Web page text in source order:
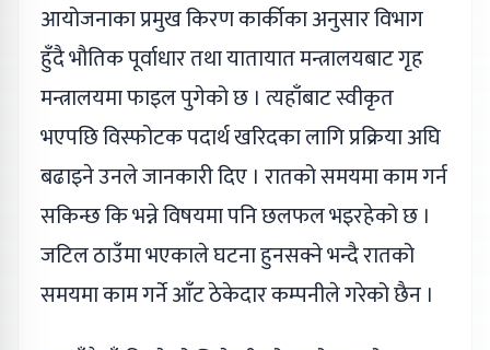
आयोजनाका प्रमुख किरण कार्कीका अनुसार विभाग
हुँदै भौतिक पूर्वाधार तथा यातायात मन्त्रालयबाट गृह
मन्त्रालयमा फाइल पुगेको छ । त्यहाँबाट स्वीकृत
भएपछि विस्फोटक पदार्थ खरिदका लागि प्रक्रिया अघि
बढाइने उनले जानकारी दिए । रातको समयमा काम गर्न
सकिन्छ कि भन्ने विषयमा पनि छलफल भइरहेको छ ।
जटिल ठाउँमा भएकाले घटना हुनसक्ने भन्दै रातको
समयमा काम गर्ने आँट ठेकेदार कम्पनीले गरेको छैन ।